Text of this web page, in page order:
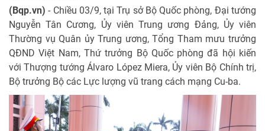
(Bqp.vn) - Chiều 03/9, tại Trụ sở Bộ Quốc phòng, Đại tướng
Nguyễn Tân Cương, Ủy viên Trung ương Đảng, Ủy viên
Thường vụ Quân ủy Trung ương, Tổng Tham mưu trưởng
QĐND Việt Nam, Thứ trưởng Bộ Quốc phòng đã hội kiến
với Thượng tướng Álvaro López Miera, Ủy viên Bộ Chính trị,
Bộ trưởng Bộ các Lực lượng vũ trang cách mạng Cu-ba.